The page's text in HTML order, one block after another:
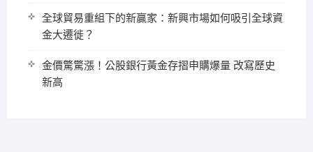
全球貿易重組下的新贏家：新興市場如何吸引全球資
金大遷徙？
金價驚驚漲！公股銀行黃金存摺申購爆量 改寫歷史
新高